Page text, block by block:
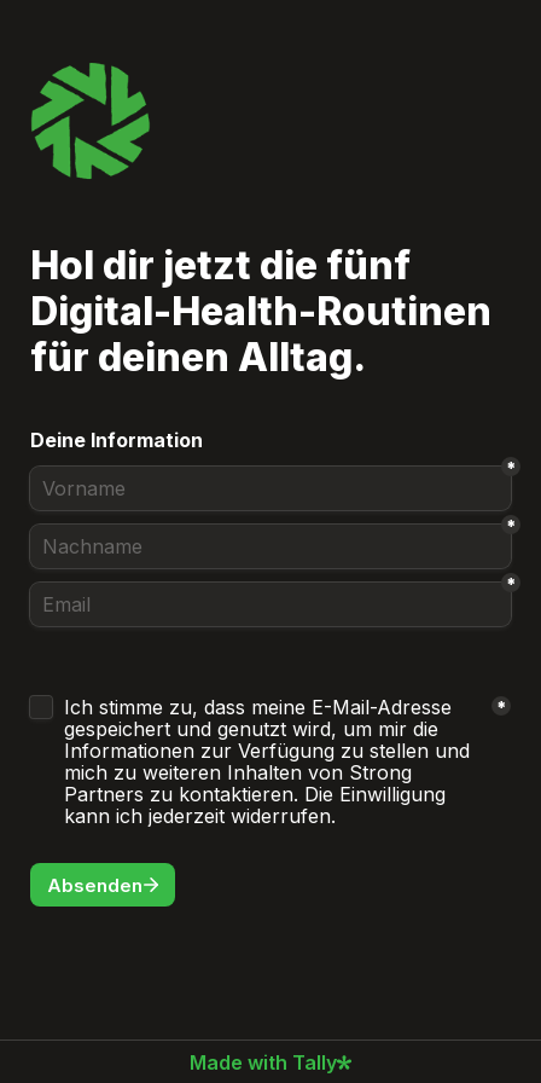
Hol dir jetzt die fünf
Digital-Health-Routinen
für deinen Alltag.
Deine Information
*
*
*
Untitled checkboxes field
Ich stimme zu, dass meine E-Mail-Adresse
gespeichert und genutzt wird, um mir die
Informationen zur Verfügung zu stellen und
mich zu weiteren Inhalten von Strong
Partners zu kontaktieren. Die Einwilligung
kann ich jederzeit widerrufen.
*
Absenden
Made with Tally